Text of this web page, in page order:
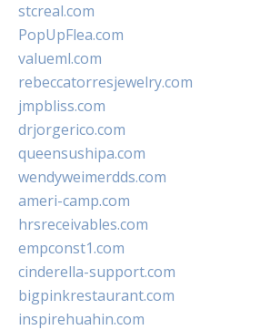
stcreal.com
PopUpFlea.com
valueml.com
rebeccatorresjewelry.com
jmpbliss.com
drjorgerico.com
queensushipa.com
wendyweimerdds.com
ameri-camp.com
hrsreceivables.com
empconst1.com
cinderella-support.com
bigpinkrestaurant.com
inspirehuahin.com